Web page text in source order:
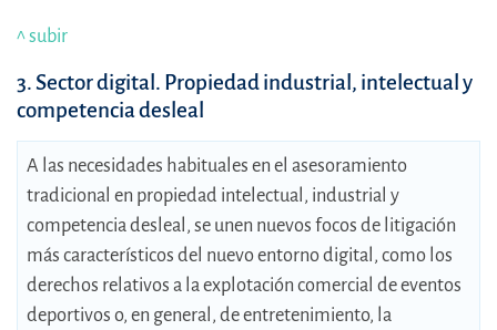
^ subir
3. Sector digital. Propiedad industrial, intelectual y
competencia desleal
A las necesidades habituales en el asesoramiento
tradicional en propiedad intelectual, industrial y
competencia desleal, se unen nuevos focos de litigación
más característicos del nuevo entorno digital, como los
derechos relativos a la explotación comercial de eventos
deportivos o, en general, de entretenimiento, la